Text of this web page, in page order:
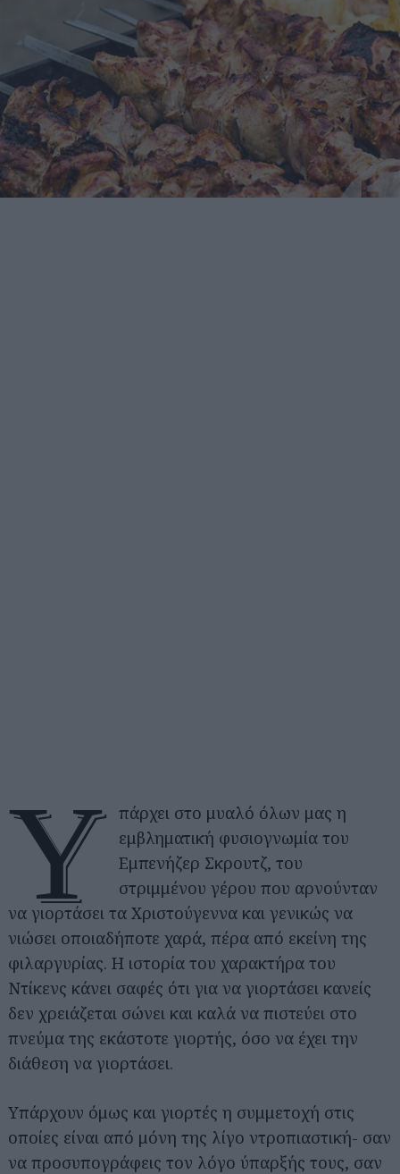
Υ
πάρχει στο μυαλό όλων μας η
εμβληματική φυσιογνωμία του
Εμπενήζερ Σκρουτζ, του
στριμμένου γέρου που αρνούνταν
να γιορτάσει τα Χριστούγεννα και γενικώς να
νιώσει οποιαδήποτε χαρά, πέρα από εκείνη της
φιλαργυρίας. Η ιστορία του χαρακτήρα του
Ντίκενς κάνει σαφές ότι για να γιορτάσει κανείς
δεν χρειάζεται σώνει και καλά να πιστεύει στο
πνεύμα της εκάστοτε γιορτής, όσο να έχει την
διάθεση να γιορτάσει.
Υπάρχουν όμως και γιορτές η συμμετοχή στις
οποίες είναι από μόνη της λίγο ντροπιαστική- σαν
να προσυπογράφεις τον λόγο ύπαρξής τους, σαν